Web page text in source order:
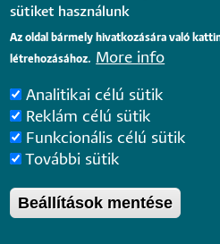
Program keretében meghirdetett
támogatják.
sütiket használunk
Az oldal bármely hivatkozására való
létrehozásához. More info
Analitikai célú sütik
Reklám célú sütik
Funkcionális célú sütik
További sütik
Beállítások mentése